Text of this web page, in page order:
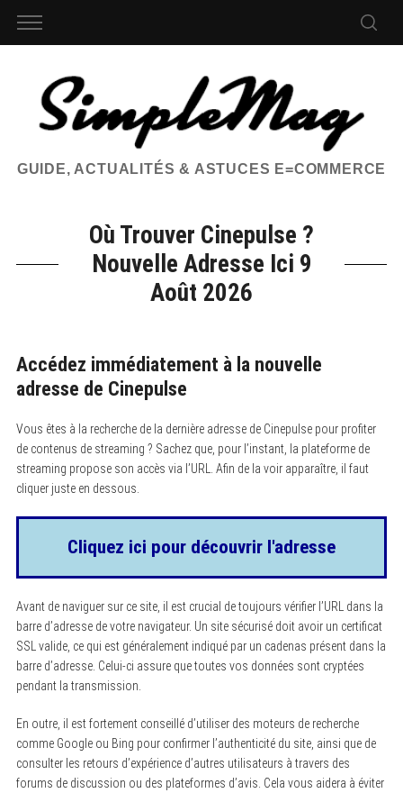
GUIDE, ACTUALITÉS & ASTUCES E=COMMERCE
Où Trouver Cinepulse ?
Nouvelle Adresse Ici 9
Août 2026
Accédez immédiatement à la nouvelle
adresse de Cinepulse
Vous êtes à la recherche de la dernière adresse de Cinepulse pour profiter
de contenus de streaming ? Sachez que, pour l’instant, la plateforme de
streaming propose son accès via l’URL. Afin de la voir apparaître, il faut
cliquer juste en dessous.
Cliquez ici pour découvrir l'adresse
Avant de naviguer sur ce site, il est crucial de toujours vérifier l’URL dans la
barre d’adresse de votre navigateur. Un site sécurisé doit avoir un certificat
SSL valide, ce qui est généralement indiqué par un cadenas présent dans la
barre d’adresse. Celui-ci assure que toutes vos données sont cryptées
pendant la transmission.
En outre, il est fortement conseillé d’utiliser des moteurs de recherche
comme Google ou Bing pour confirmer l’authenticité du site, ainsi que de
consulter les retours d’expérience d’autres utilisateurs à travers des
forums de discussion ou des plateformes d’avis. Cela vous aidera à éviter